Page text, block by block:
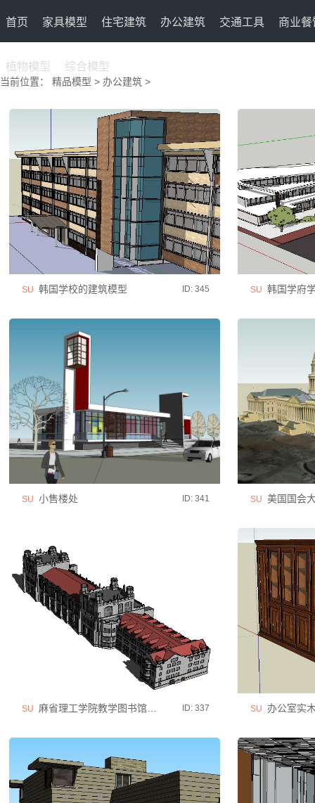
首页 家具模型 住宅建筑 办公建筑 交通工具 商业餐
植物模型 综合模型
当前位置： 精品模型 > 办公建筑 >
SU 韩国学校的建筑模型 ID: 345 SU 韩国学府
SU 小售楼处 ID: 341 SU 美国国会
SU 麻省理工学院教学图书馆建筑模型 ID: 337 SU 办公室实